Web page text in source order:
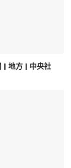
| 地方 | 中央社